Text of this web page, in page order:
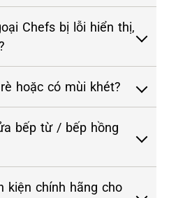
Chefs bị lỗi hiển thị,
hoặc có mùi khét?
bếp từ / bếp hồng
kiện chính hãng cho